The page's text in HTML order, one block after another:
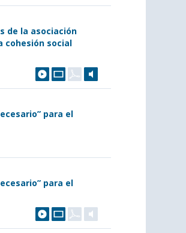
de la asociación
cohesión social
para el
para el